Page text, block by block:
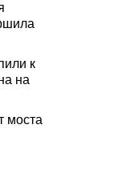
к
на
моста